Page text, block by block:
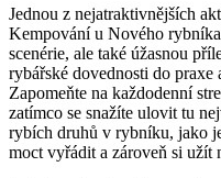
Jednou z nejatraktivnějších
Kempování u Nového
scenérie, ale také úžasnou
rybářské dovednosti do
Zapomeňte na každodenní
zatímco se snažíte ulovit tu
rybích druhů v rybníku, jako
moct vyřádit a zároveň si užít